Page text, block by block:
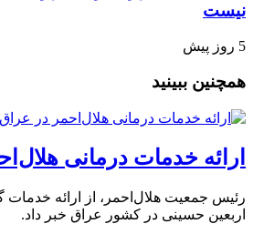
نیست
5 روز پیش
همچنین ببینید
ارائه خدمات درمانی
رئیس جمعیت هلال‌احمر، از ارائه خدمات
اربعین حسینی در کشور عراق خبر داد.